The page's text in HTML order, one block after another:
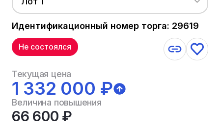
Идентификационный номер торга: 29619
Не состоялся
Текущая цена
1 332 000 ₽
Величина повышения
66 600 ₽